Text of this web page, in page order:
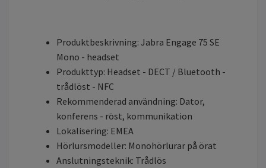
Produktbeskrivning: Jabra Engage 75 SE
Mono - headset
Produkttyp: Headset - DECT / Bluetooth -
trådlöst - NFC
Rekommenderad användning: Dator,
konferens - röst, kommunikation
Lokalisering: EMEA
Hörlursmodeller: Monohörlurar på örat
Anslutningsteknik: Trådlös